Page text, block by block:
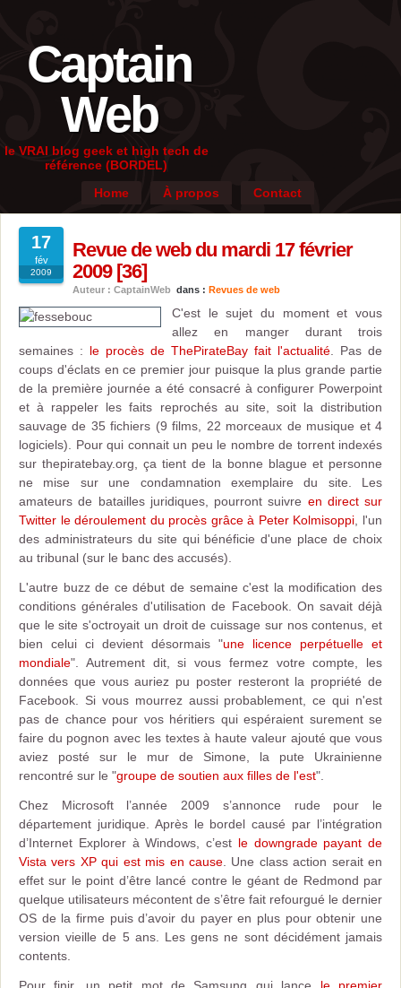
Captain
Web
le VRAI blog geek et high tech de
référence (BORDEL)
Home
À propos Contact
17
fév
2009
Revue de web du mardi 17 février
2009 [36]
Auteur : CaptainWeb dans : Revues de web
C'est le sujet du moment et vous
allez en manger durant trois
semaines : le procès de ThePirateBay fait l'actualité . Pas de
coups d'éclats en ce premier jour puisque la plus grande partie
de la première journée a été consacré à configurer Powerpoint
et à rappeler les faits reprochés au site, soit la distribution
sauvage de 35 fichiers (9 films, 22 morceaux de musique et 4
logiciels). Pour qui connait un peu le nombre de torrent indexés
sur thepiratebay.org, ça tient de la bonne blague et personne
ne mise sur une condamnation exemplaire du site. Les
amateurs de batailles juridiques, pourront suivre en direct sur
Twitter le déroulement du procès grâce à Peter Kolmisoppi , l'un
des administrateurs du site qui bénéficie d'une place de choix
au tribunal (sur le banc des accusés).
L'autre buzz de ce début de semaine c'est la modification des
conditions générales d'utilisation de Facebook. On savait déjà
que le site s'octroyait un droit de cuissage sur nos contenus, et
bien celui ci devient désormais "une licence perpétuelle et
mondiale". Autrement dit, si vous fermez votre compte, les
données que vous auriez pu poster resteront la propriété de
Facebook. Si vous mourrez aussi probablement, ce qui n'est
pas de chance pour vos héritiers qui espéraient surement se
faire du pognon avec les textes à haute valeur ajouté que vous
aviez posté sur le mur de Simone, la pute Ukrainienne
rencontré sur le "groupe de soutien aux filles de l'est".
Chez Microsoft l’année 2009 s’annonce rude pour le
département juridique. Après le bordel causé par l’intégration
d’Internet Explorer à Windows, c’est le downgrade payant de
Vista vers XP qui est mis en cause. Une class action serait en
effet sur le point d’être lancé contre le géant de Redmond par
quelque utilisateurs mécontent de s’être fait refourgué le dernier
OS de la firme puis d’avoir du payer en plus pour obtenir une
version vieille de 5 ans. Les gens ne sont décidément jamais
contents.